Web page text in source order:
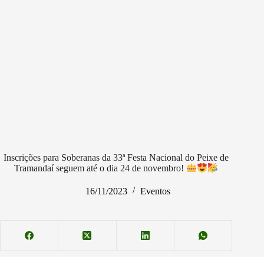
Inscrições para Soberanas da 33ª Festa Nacional do Peixe de
Tramandaí seguem até o dia 24 de novembro!
16/11/2023 Eventos